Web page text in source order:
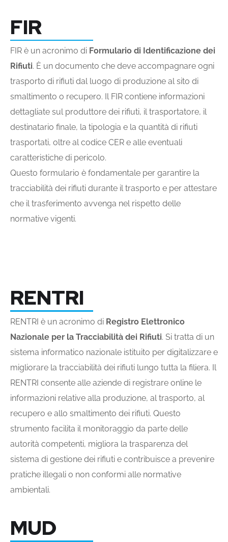
FIR
FIR è un acronimo di Formulario di Identificazione dei
Rifiuti. È un documento che deve accompagnare ogni
trasporto di rifiuti dal luogo di produzione al sito di
smaltimento o recupero. Il FIR contiene informazioni
dettagliate sul produttore dei rifiuti, il trasportatore, il
destinatario finale, la tipologia e la quantità di rifiuti
trasportati, oltre al codice CER e alle eventuali
caratteristiche di pericolo.
Questo formulario è fondamentale per garantire la
tracciabilità dei rifiuti durante il trasporto e per attestare
che il trasferimento avvenga nel rispetto delle
normative vigenti.
RENTRI
RENTRI è un acronimo di Registro Elettronico
Nazionale per la Tracciabilità dei Rifiuti. Si tratta di un
sistema informatico nazionale istituito per digitalizzare e
migliorare la tracciabilità dei rifiuti lungo tutta la filiera. Il
RENTRI consente alle aziende di registrare online le
informazioni relative alla produzione, al trasporto, al
recupero e allo smaltimento dei rifiuti. Questo
strumento facilita il monitoraggio da parte delle
autorità competenti, migliora la trasparenza del
sistema di gestione dei rifiuti e contribuisce a prevenire
pratiche illegali o non conformi alle normative
ambientali.
MUD